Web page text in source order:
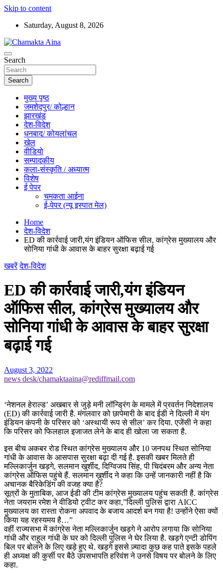
Skip to content
Saturday, August 8, 2026
Chamakta Aina
Hindi News Paper – Jharkhand
Search
Search
मुख्य पृष्ठ
जमशेदपुर/ कोल्हान
झारखंड
देश-विदेश
धनबाद/ कोयलांचल
खेल
वीडियो
सम्पादकीय
कला-संस्कृति / अध्यात्म
विशेष
ई पेपर
चमकता आईना
ई-पेपर (न्यू इस्पात मेल)
Home
देश-विदेश
ED की कार्रवाई जारी,यंग इंडियन ऑफिस सील, कांग्रेस मुख्यालय और
सोनिया गांधी के आवास के बाहर सुरक्षा बढ़ाई गई
खबरें देश-विदेश
ED की कार्रवाई जारी,यंग इंडियन
ऑफिस सील, कांग्रेस मुख्यालय और
सोनिया गांधी के आवास के बाहर सुरक्षा
बढ़ाई गई
August 3, 2022
news desk/chamaktaaina@rediffmail.com
‘नेशनल हेराल्ड’ अखबार से जुड़े मनी लॉन्ड्रिंग के मामले में प्रवर्तन निदेशालय
(ED) की कार्रवाई जारी है. मंगलवार को छापेमारी के बाद ईडी ने दिल्ली में यंग
इंडियन कंपनी के परिसर को ‘अस्थायी रूप से सील’ कर दिया. एजेंसी ने कहा
कि परिसर को फिलहाल इजाजत लेने के बाद ही खोला जा सकता है.
इस बीच अकबर रोड स्थित कांग्रेस मुख्यालय और 10 जनपथ स्थित सोनिया
गांधी के आवास के आसपास सुरक्षा बढ़ा दी गई है. इसकी खबर मिलते ही
मल्लिकार्जुन खड़गे, सलमान खुर्शीद, दिग्विजय सिंह, पी चिदंबरम और अन्य नेता
कांग्रेस ऑफिस पहुंचे हैं. सलमान ख़ुर्शीद ने कहा कि उन्हें जानकारी नहीं है कि
अचानक बैरिकेडिंग की वजह क्या है?
सूत्रों के मुताबिक, आज ईडी की टीम कांग्रेस मुख्यालय पहुंच सकती है. कांग्रेस
नेता जयराम रमेश ने वीडियो ट्वीट कर कहा,”दिल्ली पुलिस द्वारा AICC
मुख्यालय का रास्ता रोकना अपवाद के बजाय आदर्श बन गया है! उन्होंने ऐसा क्यों
किया यह रहस्यमय है…”
वहीं राज्यसभा में कांग्रेस नेता मल्लिकार्जुन खड़गे ने आरोप लगाया कि सोनिया
गांधी और राहुल गांधी के घर को दिल्ली पुलिस ने घेर लिया है. खड़गे एन्टी डोपिंग
बिल पर बोलने के लिए खड़े हुए थे. खड़गे इससे ज़्यादा कुछ कह पाते इसके पहले
ही अध्यक्ष की कुर्सी पर बैठे उपसभापति हरिवंश ने उनसे विषय पर बोलने के लिए
कहा.